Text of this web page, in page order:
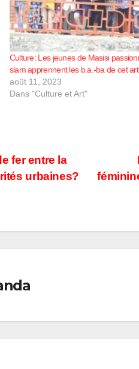
Culture: Les jeunes de Masisi
slam apprennent les b.a.-ba de cet art
août 11, 2023
Dans "Culture et Art"
fer entre la
urbaines?